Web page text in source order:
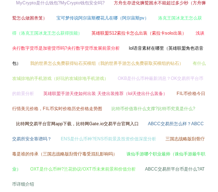
MyCrypto是什么钱包?MyCrypto钱包安全吗? 方舟生存进化狮鹫困水不能超过多少秒（方舟狮
鹫怎么做困兽笼） 宝可梦传说阿尔宙斯樱花儿在哪（阿尔宙斯pv） 洛克王国冰龙王怎么获
得（洛克王国冰龙王怎么获得技能） 英雄联盟S12索拉卡怎么出装（索拉卡solo出装） 浅谈
央行数字货币是加密货币吗?央行数字货币发展前景分析 lol语音素材在哪里（英雄联盟角色语音
包） 我的世界怎么免费获得钻石买模组（我的世界手游怎么免费获取买模组的钻石） 有什么
攻城掠地的手机游戏（好玩的攻城掠地手机游戏） OKB是什么币种最新消息？OK交易所平台币
的前景分析 英雄联盟手游天使如何出装 天使出装推荐（lol天使出什么装备） FIL币价格今日
行情美元价格，FIL币实时价格历史价格走势图 比特币价值靠什么支撑?比特币究竟是什么?
比特网交易平台官网app下载，比特网Gate.io交易平台官网入口 ABCC交易所怎么样？ABCC
交易所安全靠谱吗？ ENS是什么币种?ENS币前景及投资价值深度分析 三国志战略版刮骨疗
毒是谁的传承（三国志战略版刮骨疗毒受混乱影响吗） 诛仙手游哪个职业最帅（诛仙手游最牛职
业） OXT是什么币种?兰花协议/OXT币未来前景和价值分析 ABCC交易所平台币是什么?AT
币详细介绍